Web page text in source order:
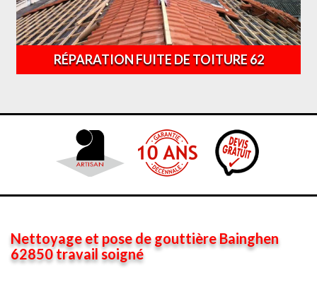
RÉPARATION FUITE DE TOITURE 62
Nettoyage et pose de gouttière Bainghen
62850 travail soigné